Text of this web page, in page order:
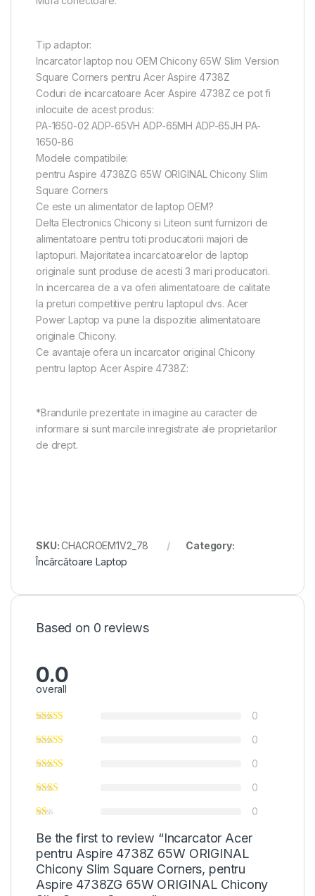
Tip adaptor:
Incarcator laptop nou OEM Chicony 65W Slim Version
Square Corners pentru Acer Aspire 4738Z
Coduri de incarcatoare Acer Aspire 4738Z ce pot fi
inlocuite de acest produs:
PA-1650-02 ADP-65VH ADP-65MH ADP-65JH PA-
1650-86
Modele compatibile:
pentru Aspire 4738ZG 65W ORIGINAL Chicony Slim
Square Corners
Ce este un alimentator de laptop OEM?
Delta Electronics Chicony si Liteon sunt furnizori de
alimentatoare pentru toti producatorii majori de
laptopuri. Majoritatea incarcatoarelor de laptop
originale sunt produse de acesti 3 mari producatori.
In incercarea de a va oferi alimentatoare de calitate
la preturi competitive pentru laptopul dvs. Acer
Power Laptop va pune la dispozitie alimentatoare
originale Chicony.
Ce avantaje ofera un incarcator original Chicony
pentru laptop Acer Aspire 4738Z:
*Brandurile prezentate in imagine au caracter de
informare si sunt marcile inregistrate ale proprietarilor
de drept.
SKU:CHACROEM1V2_78
Category:
Încărcătoare Laptop
Based on 0 reviews
0.0
overall
0
0
0
0
0
Be the first to review “Incarcator Acer
pentru Aspire 4738Z 65W ORIGINAL
Chicony Slim Square Corners, pentru
Aspire 4738ZG 65W ORIGINAL Chicony